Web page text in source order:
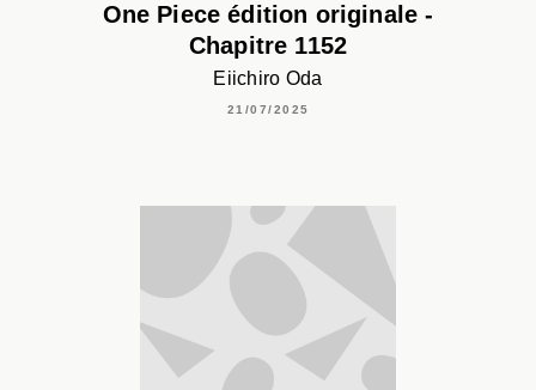
One Piece édition originale -
Chapitre 1152
Eiichiro Oda
21/07/2025